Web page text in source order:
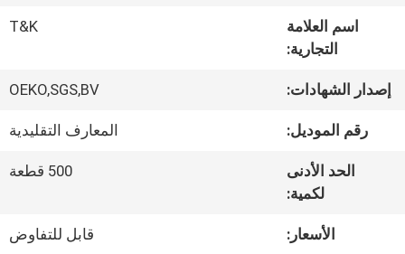
حول
جولة
اسم العلامة
التجارية:
T&K
إصدار الشهادات: OEKO,SGS,BV
رقم الموديل: المعارف التقليدية
الحد الأدنى
لكمية:
500 قطعة
الأسعار: قابل للتفاوض